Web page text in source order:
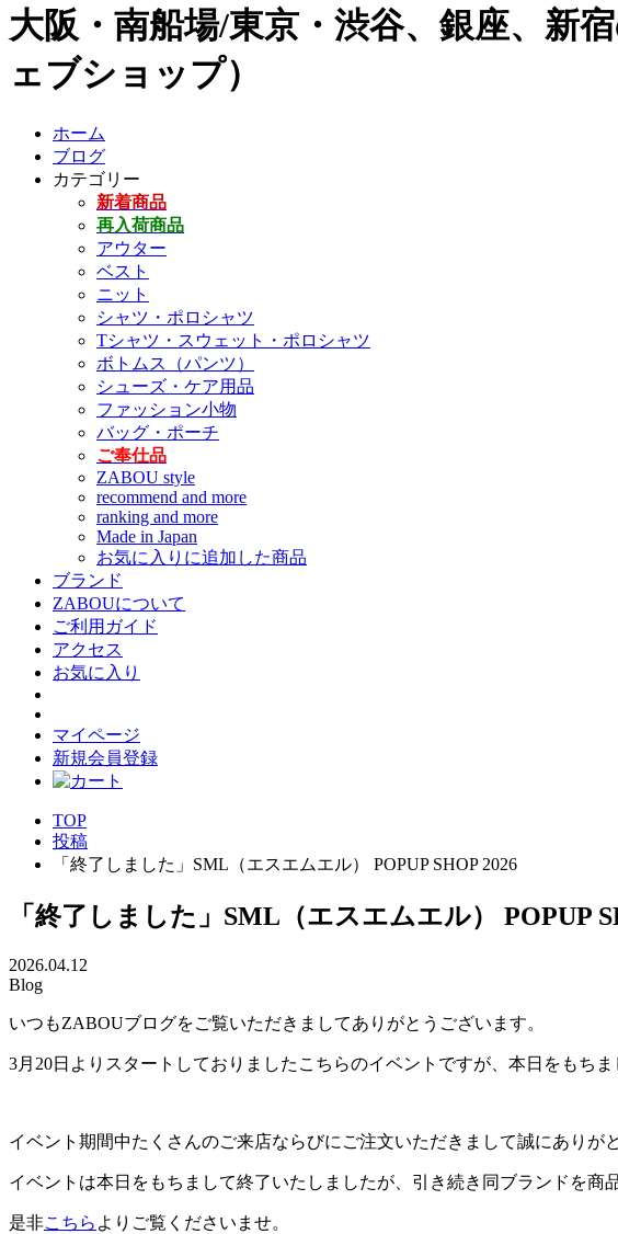
大阪・南船場/東京・渋谷、銀座、新
ェブショップ）
ホーム
ブログ
カテゴリー
新着商品
再入荷商品
アウター
ベスト
ニット
シャツ・ポロシャツ
Tシャツ・スウェット・ポロシャツ
ボトムス（パンツ）
シューズ・ケア用品
ファッション小物
バッグ・ポーチ
ご奉仕品
ZABOU style
recommend and more
ranking and more
Made in Japan
お気に入りに追加した商品
ブランド
ZABOUについて
ご利用ガイド
アクセス
お気に入り
マイページ
新規会員登録
TOP
投稿
「終了しました」SML（エスエムエル） POPUP SHOP 2026
「終了しました」SML（エスエムエル） POPUP
2026.04.12
Blog
いつもZABOUブログをご覧いただきましてありがとうございます。
3月20日よりスタートしておりましたこちらのイベントですが、本日をもちま
イベント期間中たくさんのご来店ならびにご注文いただきまして誠にありが
イベントは本日をもちまして終了いたしましたが、引き続き同ブランドを商
是非こちら よりご覧くださいませ。